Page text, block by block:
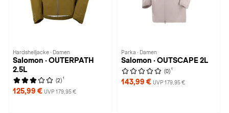
Hardshelljacke · Damen
Salomon · OUTERPATH
2.5L
(2) 1
125,99 € UVP 179,95 €
Parka · Damen
Salomon · OUTSCAPE 2L
(0) 1
143,99 € UVP 179,95 €